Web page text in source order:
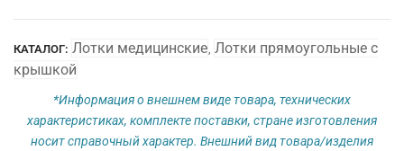
(V
1,5л)
КАТАЛОГ: Лотки медицинские, Лотки прямоугольные с
крышкой
*Информация о внешнем виде товара, технических
характеристиках, комплекте поставки, стране изготовления
носит справочный характер. Внешний вид товара/изделия